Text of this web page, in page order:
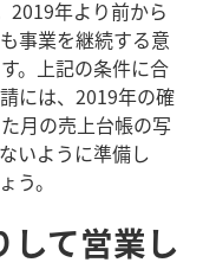
2019年より前から
事業を継続する意
。
上記の条件に合
には、2019年の確
月の売上台帳の写
いように準備し
う。
て営業し